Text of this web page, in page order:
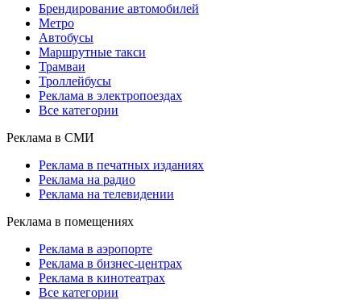
Брендирование автомобилей
Метро
Автобусы
Маршрутные такси
Трамваи
Троллейбусы
Реклама в электропоездах
Все категории
Реклама в СМИ
Реклама в печатных изданиях
Реклама на радио
Реклама на телевидении
Реклама в помещениях
Реклама в аэропорте
Реклама в бизнес-центрах
Реклама в кинотеатрах
Все категории